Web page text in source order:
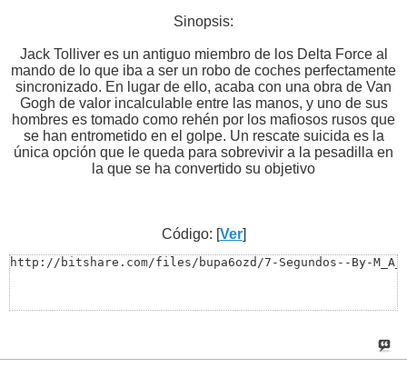
Sinopsis:
Jack Tolliver es un antiguo miembro de los Delta Force al
mando de lo que iba a ser un robo de coches perfectamente
sincronizado. En lugar de ello, acaba con una obra de Van
Gogh de valor incalculable entre las manos, y uno de sus
hombres es tomado como rehén por los mafiosos rusos que
se han entrometido en el golpe. Un rescate suicida es la
única opción que le queda para sobrevivir a la pesadilla en
la que se ha convertido su objetivo
Código: [Ver]
http://bitshare.com/files/bupa6ozd/7-Segundos--By-